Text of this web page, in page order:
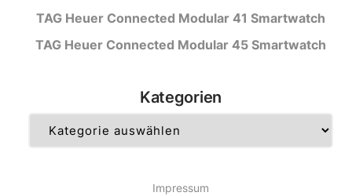
TAG Heuer Connected Modular 41 Smartwatch
TAG Heuer Connected Modular 45 Smartwatch
Kategorien
Impressum